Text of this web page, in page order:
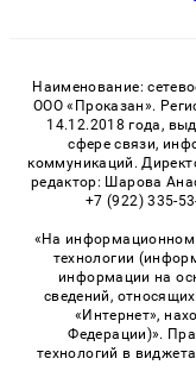
Наименование:
ООО «Проказан».
14.12.2018 года,
сфере связи,
коммуникаций.
редактор: Шарова
+7 (922) 335-
«На информационном
технологии
информации на
сведений,
«Интернет»,
Федерации)».
технологий в